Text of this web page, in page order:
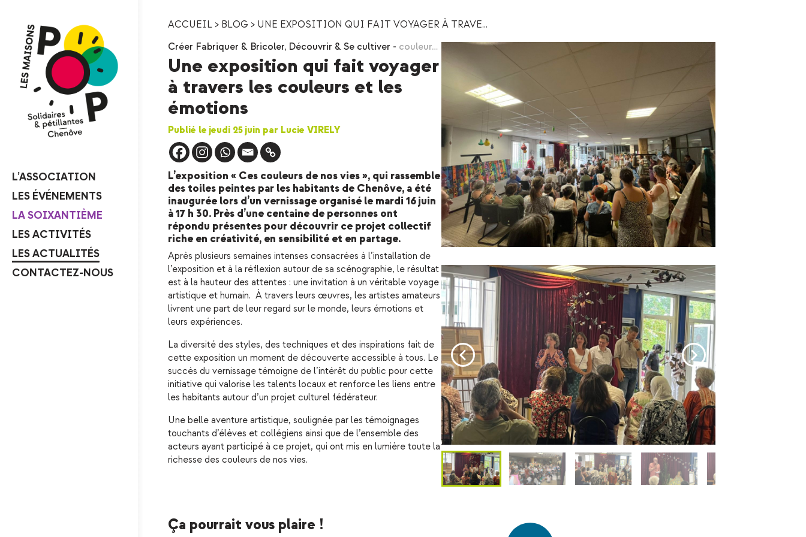
L’ASSOCIATION
LES ÉVÉNEMENTS
LA SOIXANTIÈME
LES ACTIVITÉS
LES ACTUALITÉS
CONTACTEZ-NOUS
ACCUEIL > BLOG > UNE EXPOSITION QUI FAIT VOYAGER À TRAVE...
Créer Fabriquer & Bricoler, Découvrir & Se cultiver - couleur…
Une exposition qui fait voyager
à travers les couleurs et les
émotions
Publié le jeudi 25 juin par Lucie VIRELY
L’exposition « Ces couleurs de nos vies », qui rassemble
des toiles peintes par les habitants de Chenôve, a été
inaugurée lors d’un vernissage organisé le mardi 16 juin
à 17 h 30. Près d’une centaine de personnes ont
répondu présentes pour découvrir ce projet collectif
riche en créativité, en sensibilité et en partage.
Après plusieurs semaines intenses consacrées à l’installation de
l’exposition et à la réflexion autour de sa scénographie, le résultat
est à la hauteur des attentes : une invitation à un véritable voyage
artistique et humain. À travers leurs œuvres, les artistes amateurs
livrent une part de leur regard sur le monde, leurs émotions et
leurs expériences.
La diversité des styles, des techniques et des inspirations fait de
cette exposition un moment de découverte accessible à tous. Le
succès du vernissage témoigne de l’intérêt du public pour cette
initiative qui valorise les talents locaux et renforce les liens entre
les habitants autour d’un projet culturel fédérateur.
Une belle aventure artistique, soulignée par les témoignages
touchants d’élèves et collégiens ainsi que de l’ensemble des
acteurs ayant participé à ce projet, qui ont mis en lumière toute la
richesse des couleurs de nos vies.
Ça pourrait vous plaire !